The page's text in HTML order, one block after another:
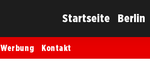
Startseite Berlin
Werbung Kontakt